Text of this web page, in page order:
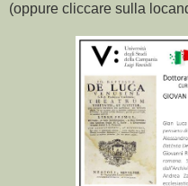
(oppure cliccare sulla